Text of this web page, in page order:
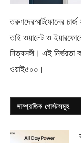
তরুণদেরস্মার্টফোনের
তাই ওয়ালেট ও
নিত্যসঙ্গী। এই নির্ভরতা
ওয়াই৫০০ ।
সাম্প্রতিক পোস্টসমূহ